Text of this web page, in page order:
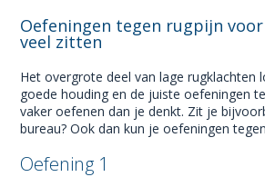
Oefeningen tegen rugpijn
veel zitten
Het overgrote deel van lage rugklachten
goede houding en de juiste oefeningen
vaker oefenen dan je denkt. Zit je
bureau? Ook dan kun je oefeningen
Oefening 1